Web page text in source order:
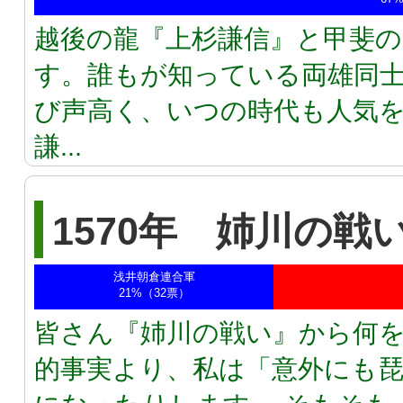
越後の龍『上杉謙信』と甲斐
す。誰もが知っている両雄同
び声高く、いつの時代も人気
謙...
1570年 姉川の戦
浅井朝倉連合軍
21%（32票）
皆さん『姉川の戦い』から何
的事実より、私は「意外にも